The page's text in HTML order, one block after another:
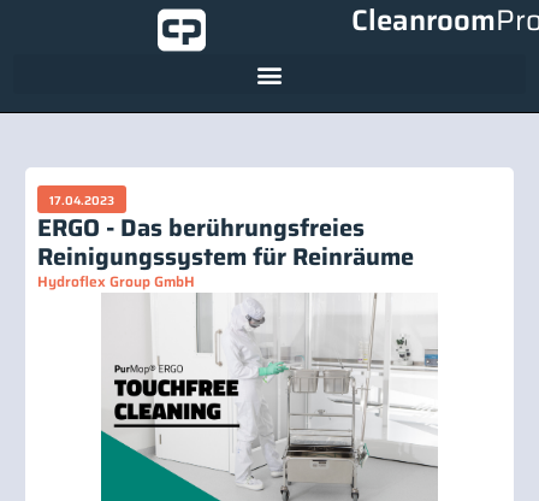
Cleanroom
17.04.2023
ERGO - Das berührungsfreies
Reinigungssystem für Reinräume
Hydroflex Group GmbH